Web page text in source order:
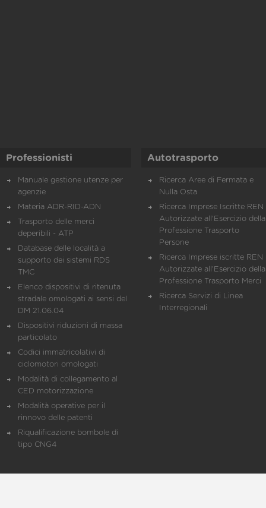
Professionisti
Manuale gestione utenze per
agenzie
Materia ADR-RID-ADN
Trasporto delle merci
deperibili - ATP
Database delle località a
supporto dei sistemi RDS
TMC
Elenco dispositivi di ritenuta
stradale omologati ai sensi del
DM 21.06.04
Dispositivi riduzioni di massa
particolato
Codici immatricolativi di
ciclomotori omologati
Modalità di collegamento al
CED motorizzazione
Modalità operative per il
rinnovo delle patenti
Riqualificazione bombole di
tipo CNG4
Autotrasporto
Ricerca Aree di Fermata e
Nulla Osta
Ricerca Imprese Iscritte REN
Autorizzate all'Esercizio della
Professione Trasporto
Persone
Ricerca Imprese iscritte REN
Autorizzate all'Esercizio della
Professione Trasporto Merci
Ricerca Servizi di Linea
Interregionali